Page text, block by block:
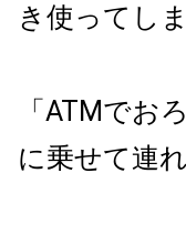
き使ってし
「ATMでお
に乗せて連